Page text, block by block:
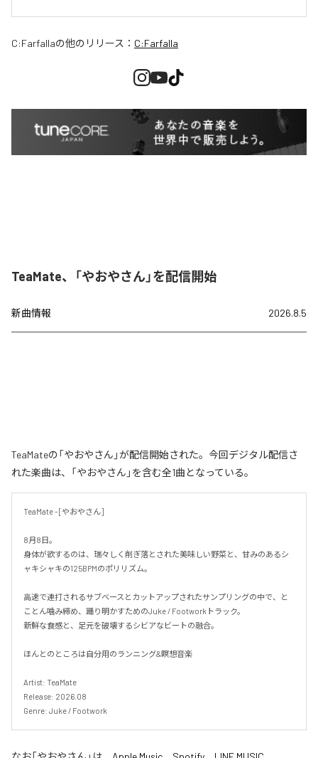
C:Farfallaの他のリリース： C:Farfalla
TeaMate、「やおやさん」を配信開始
新曲情報 2026.8.5
TeaMateの「やおやさん」が配信開始された。今回デジタル配信さ
れた楽曲は、「やおやさん」を含む全1曲となっている。
TeaMate - [やおやさん]
8月8日。
身体が欲するのは、瑞々しく削ぎ落とされた美味しい野菜と、甘みのあるシ
ャキシャキの125BPMのポリリズム。
高速で連打されるサブベースとカットアップされたサンプリングの中で、と
ことん噛み締め、踊り明かすためのJuke / Footworkトラック。
新鮮な食感と、足元を破壊するシビアなビートの融合。
ほんとのところは自分用のランニング&瞑想音楽
Artist: TeaMate
Release: 2026.08
Genre: Juke / Footwork